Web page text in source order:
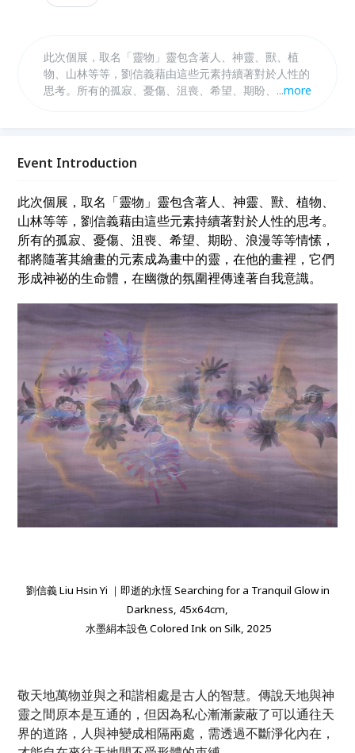
此次個展，取名「靈物」靈包含著人、神靈、獸、植
物、山林等等，劉信義藉由這些元素持續著對於人性的
思考。所有的孤寂、憂傷、沮喪、希望、期盼、浪漫等
意識裡可以得到些許呼吸的空間，接納更廣闊的世界 !
...more
Event Introduction
此次個展，取名「靈物」靈包含著人、神靈、獸、植物、
山林等等，劉信義藉由這些元素持續著對於人性的思考。
所有的孤寂、憂傷、沮喪、希望、期盼、浪漫等等情愫，
都將隨著其繪畫的元素成為畫中的靈，在他的畫裡，它們
形成神祕的生命體，在幽微的氛圍裡傳達著自我意識。
劉信義 Liu Hsin Yi ｜即逝的永恆 Searching for a Tranquil Glow in
Darkness, 45x64cm,
水墨絹本設色 Colored Ink on Silk, 2025
敬天地萬物並與之和諧相處是古人的智慧。傳說天地與神
靈之間原本是互通的，但因為私心漸漸蒙蔽了可以通往天
界的道路，人與神變成相隔兩處，需透過不斷淨化內在，